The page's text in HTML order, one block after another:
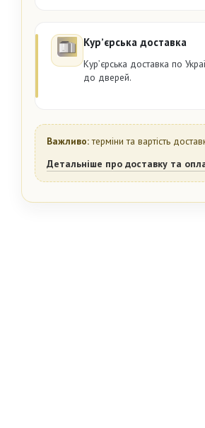
Курʼєрська доставка
Курʼєрська доставка по
до дверей.
Важливо:терміни та вартість
Детальніше про доставку та